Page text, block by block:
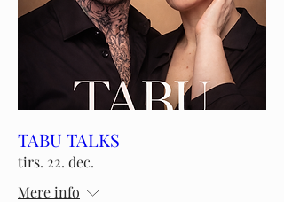
TABU TALKS
tirs. 22. dec.
Mere info